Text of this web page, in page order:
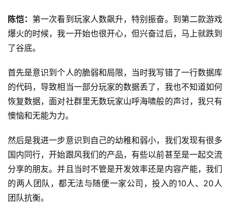
首
页
陈恺： 第一次看到玩家人数飙升，特别振奋。到第二款游戏
爆火的时候，我一开始也很开心，但兴奋过后，马上就跌到
了谷底。
首先是意识到个人的脆弱和局限，当时我写错了一行数据库
的代码，导致相当一部分玩家的数据丢了，我也不知道如何
恢复数据，面对社群里无数玩家山呼海啸般的声讨，我只有
懊恼和无能为力。
然后是我进一步意识到自己的幼稚和弱小，我们发现有很多
国内同行，开始跟风我们的产品，有些以前甚至是一起交流
分享的朋友。并且当时不管是开发效率还是内容产能，我们
的两人团队，都无法与随便一家公司，投入的10人、20人
团队抗衡。